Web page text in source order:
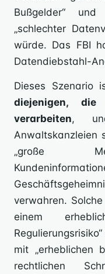
Bußgelder“
„schlechter
würde. Das FBI
Datendiebstahl-
Dieses Szenario
diejenigen, die
verarbeiten,
Anwaltskanzleien
„große
verwahren.
einem
mit „erheblichen
rechtlichen